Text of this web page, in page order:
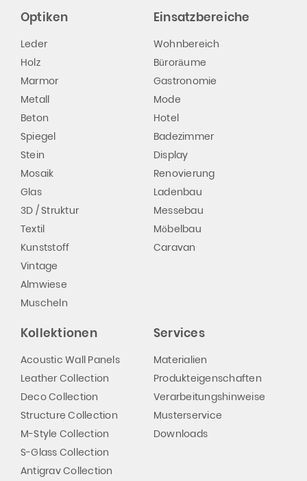
Optiken
Leder
Holz
Marmor
Metall
Beton
Spiegel
Stein
Mosaik
Glas
3D / Struktur
Textil
Kunststoff
Vintage
Almwiese
Muscheln
Einsatzbereiche
Wohnbereich
Büroräume
Gastronomie
Mode
Hotel
Badezimmer
Display
Renovierung
Ladenbau
Messebau
Möbelbau
Caravan
Kollektionen
Acoustic Wall Panels
Leather Collection
Deco Collection
Structure Collection
M-Style Collection
S-Glass Collection
Antigrav Collection
Services
Materialien
Produkteigenschaften
Verarbeitungshinweise
Musterservice
Downloads